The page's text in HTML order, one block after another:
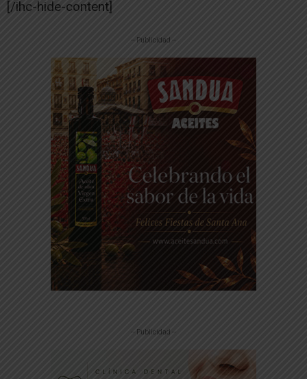
[/ihc-hide-content]
-- Publicidad --
-- Publicidad --